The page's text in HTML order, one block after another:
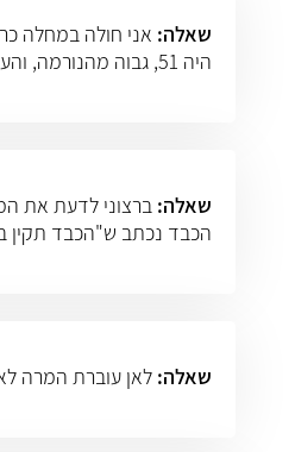
שאלה:
היה 51, גבוה מהנורמה, והערך של ה-AST היה 26 בתחום הנורמה. שאר הבדיקות תקינות. לפי הבנתי ה-ALT מצביע על רמת ש
שאלה:
הכבד נכתב ש"הכבד תקין
שאלה: לאן עוברת המרה